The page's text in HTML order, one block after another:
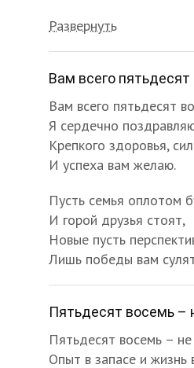
Развернуть
Вам всего
Вам всего пятьдесят
Я сердечно
Крепкого здоровья,
И успеха вам желаю.
Пусть семья оплотом
И горой друзья стоят,
Новые пусть
Лишь победы вам
Пятьдесят восемь –
Пятьдесят восемь – не
Опыт в запасе и жизнь